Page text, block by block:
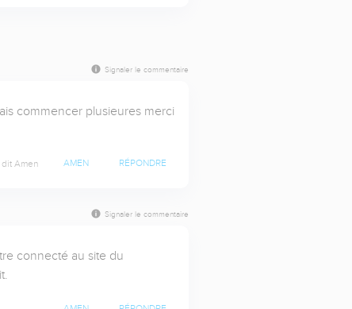
Signaler le commentaire
commencer plusieures merci
Amen AMEN RÉPONDRE
Signaler le commentaire
connecté au site du